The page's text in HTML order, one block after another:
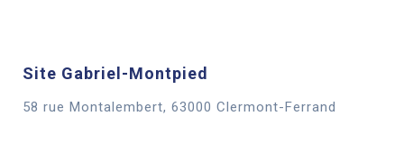
Site Gabriel-Montpied
58 rue Montalembert, 63000 Clermont-Ferrand